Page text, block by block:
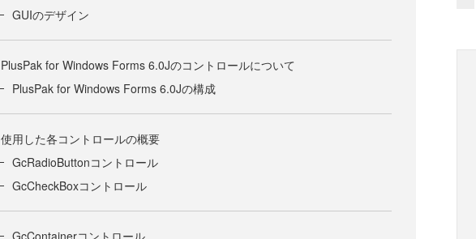
GUIのデザイン
PlusPak for Windows Forms 6.0Jのコントロールについて
PlusPak for Windows Forms 6.0Jの構成
使用した各コントロールの概要
GcRadioButtonコントロール
GcCheckBoxコントロール
GcContainerコントロール